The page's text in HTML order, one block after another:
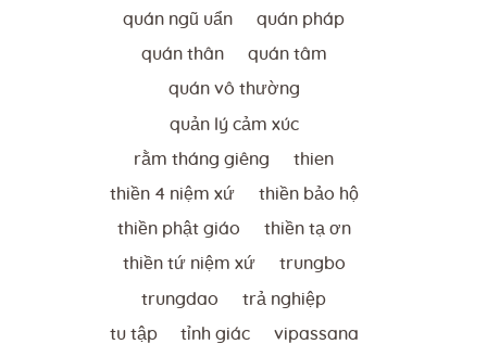
quán ngũ uẩn quán pháp
quán thân quán tâm
quán vô thường
quản lý cảm xúc
rằm tháng giêng thien
thiền 4 niệm xứ thiền bảo hộ
thiền phật giáo thiền tạ ơn
thiền tứ niệm xứ trungbo
trungdao trả nghiệp
tu tập tỉnh giác vipassana